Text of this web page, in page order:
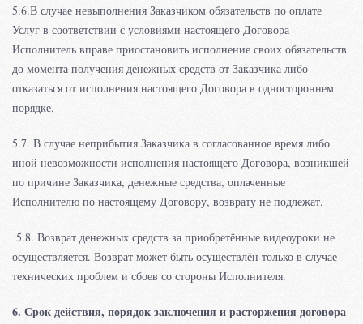
5.6.В случае невыполнения Заказчиком обязательств по оплате
Услуг в соответствии с условиями настоящего Договора
Исполнитель вправе приостановить исполнение своих обязательств
до момента получения денежных средств от Заказчика либо
отказаться от исполнения настоящего Договора в одностороннем
порядке.
5.7. В случае неприбытия Заказчика в согласованное время либо
иной невозможности исполнения настоящего Договора, возникшей
по причине Заказчика, денежные средства, оплаченные
Исполнителю по настоящему Договору, возврату не подлежат.
5.8. Возврат денежных средств за приобретённые видеоуроки не
осуществляется. Возврат может быть осуществлён только в случае
технических проблем и сбоев со стороны Исполнителя.
6. Срок действия, порядок заключения и расторжения договора